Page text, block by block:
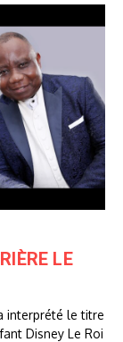
LE
interprété le titre
Disney Le Roi